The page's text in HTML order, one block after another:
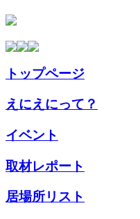
トップページ
えにえにって？
イベント
取材レポート
居場所リスト